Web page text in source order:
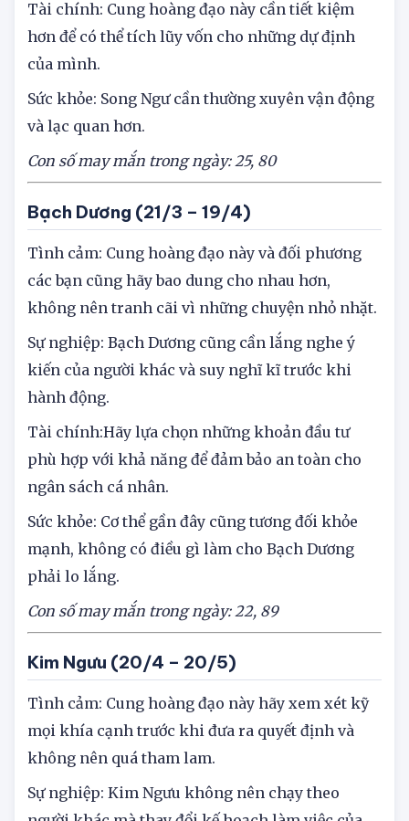
hợp với khả năng.
Tài chính: Cung hoàng đạo này cần tiết kiệm
hơn để có thể tích lũy vốn cho những dự định
của mình.
Sức khỏe: Song Ngư cần thường xuyên vận động
và lạc quan hơn.
Con số may mắn trong ngày: 25,
Bạch Dương (21/3 – 19/4)
Tình cảm: Cung hoàng đạo này và đối phương
các bạn cũng hãy bao dung cho nhau hơn,
không nên tranh cãi vì những chuyện nhỏ nhặt.
Sự nghiệp: Bạch Dương cũng cần lắng nghe ý
kiến của người khác và suy nghĩ kĩ trước khi
hành động.
Tài chính:Hãy lựa chọn những khoản đầu tư
phù hợp với khả năng để đảm bảo an toàn cho
ngân sách cá nhân.
Sức khỏe: Cơ thể gần đây cũng tương đối khỏe
mạnh, không có điều gì làm cho Bạch Dương
phải lo lắng.
Con số may mắn trong ngày: 22, 89
Kim Ngưu (20/4 – 20/5)
Tình cảm: Cung hoàng đạo này hãy xem xét kỹ
mọi khía cạnh trước khi đưa ra quyết định và
không nên quá tham lam.